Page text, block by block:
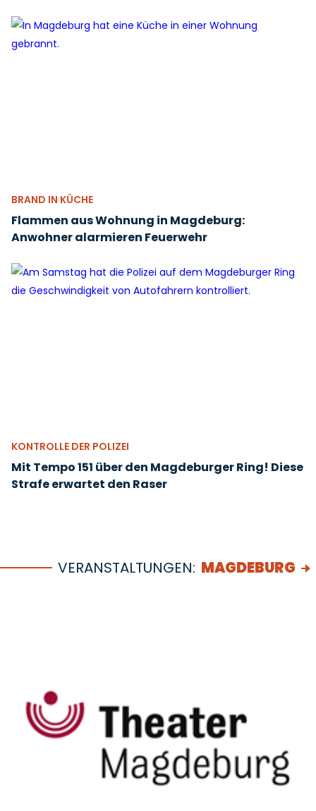
BRAND IN KÜCHE
Flammen aus Wohnung in Magdeburg:
Anwohner alarmieren Feuerwehr
KONTROLLE DER POLIZEI
Mit Tempo 151 über den Magdeburger Ring! Diese
Strafe erwartet den Raser
VERANSTALTUNGEN: MAGDEBURG